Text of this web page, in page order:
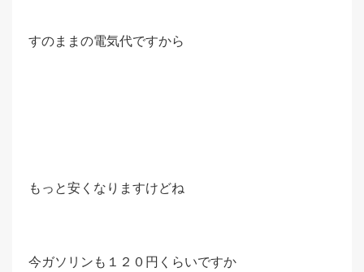
すのままの電気代ですから
もっと安くなりますけどね
今ガソリンも１２０円くらいですか